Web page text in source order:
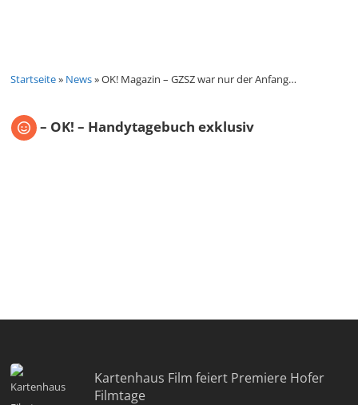
Startseite» News»OK! Magazin – GZSZ war nur der Anfang…
– OK! – Handytagebuch exklusiv
Kartenhaus Film feiert Premiere Hofer
Filmtage